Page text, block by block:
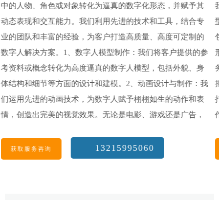
，并赋予其
具，结合专
度可定制的
客户提供的参
括外貌、身
计与制作：我
的动作和表
还是广告，
计，通过精
户建立情感
我们通过三维扫描、摄影或手工建模等方法，
型与原始对象的外貌和特征高度一致。我们注
包括面部特征、身体比例、服装纹理等，以呈
形象。 多样化定制：我们提供高度可定制的数
务，能够根据客户需求进行各种个性化定制。
拟游戏角色、建模真实人物、设计演示角色还
打造数字形象，我们都能提供定制化的解决方
作和表情：我们为数字人模型添加逼真的动作
征。这使得数字人能够在不同场景中展现丰富
力。 跨平台应用：我们的数字人模型可应用于
获取服务咨询 13215995060